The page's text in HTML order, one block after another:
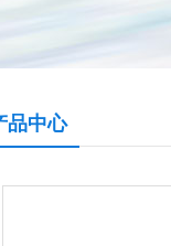
品中心